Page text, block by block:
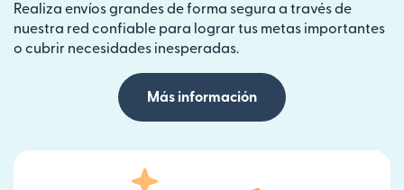
Realiza envíos grandes de forma segura a través de
nuestra red confiable para lograr tus metas importantes
o cubrir necesidades inesperadas.
Más información